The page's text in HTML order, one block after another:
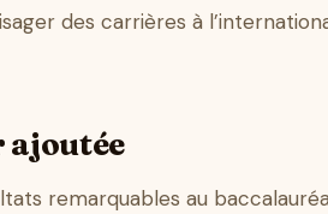
des carrières à
ajoutée
remarquables au